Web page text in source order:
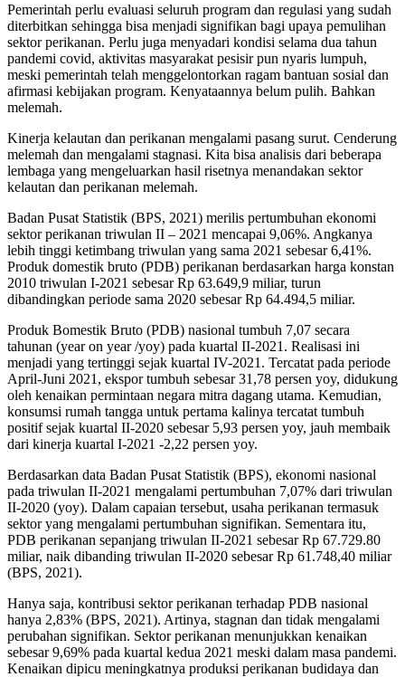
Pemerintah perlu evaluasi seluruh program dan regulasi yang sudah
diterbitkan sehingga bisa menjadi signifikan bagi upaya pemulihan
sektor perikanan. Perlu juga menyadari kondisi selama dua tahun
pandemi covid, aktivitas masyarakat pesisir pun nyaris lumpuh,
meski pemerintah telah menggelontorkan ragam bantuan sosial dan
afirmasi kebijakan program. Kenyataannya belum pulih. Bahkan
melemah.
Kinerja kelautan dan perikanan mengalami pasang surut. Cenderung
melemah dan mengalami stagnasi. Kita bisa analisis dari beberapa
lembaga yang mengeluarkan hasil risetnya menandakan sektor
kelautan dan perikanan melemah.
Badan Pusat Statistik (BPS, 2021) merilis pertumbuhan ekonomi
sektor perikanan triwulan II – 2021 mencapai 9,06%. Angkanya
lebih tinggi ketimbang triwulan yang sama 2021 sebesar 6,41%.
Produk domestik bruto (PDB) perikanan berdasarkan harga konstan
2010 triwulan I-2021 sebesar Rp 63.649,9 miliar, turun
dibandingkan periode sama 2020 sebesar Rp 64.494,5 miliar.
Produk Bomestik Bruto (PDB) nasional tumbuh 7,07 secara
tahunan (year on year /yoy) pada kuartal II-2021. Realisasi ini
menjadi yang tertinggi sejak kuartal IV-2021. Tercatat pada periode
April-Juni 2021, ekspor tumbuh sebesar 31,78 persen yoy, didukung
oleh kenaikan permintaan negara mitra dagang utama. Kemudian,
konsumsi rumah tangga untuk pertama kalinya tercatat tumbuh
positif sejak kuartal II-2020 sebesar 5,93 persen yoy, jauh membaik
dari kinerja kuartal I-2021 -2,22 persen yoy.
Berdasarkan data Badan Pusat Statistik (BPS), ekonomi nasional
pada triwulan II-2021 mengalami pertumbuhan 7,07% dari triwulan
II-2020 (yoy). Dalam capaian tersebut, usaha perikanan termasuk
sektor yang mengalami pertumbuhan signifikan. Sementara itu,
PDB perikanan sepanjang triwulan II-2021 sebesar Rp 67.729.80
miliar, naik dibanding triwulan II-2020 sebesar Rp 61.748,40 miliar
(BPS, 2021).
Hanya saja, kontribusi sektor perikanan terhadap PDB nasional
hanya 2,83% (BPS, 2021). Artinya, stagnan dan tidak mengalami
perubahan signifikan. Sektor perikanan menunjukkan kenaikan
sebesar 9,69% pada kuartal kedua 2021 meski dalam masa pandemi.
Kenaikan dipicu meningkatnya produksi perikanan budidaya dan